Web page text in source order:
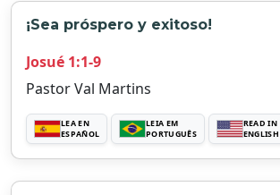
¡Sea próspero y exitoso!
Josué 1:1-9
Pastor Val Martins
LEA EN
ESPAÑOL
LEIA EM
PORTUGUÊS
READ IN
ENGLISH